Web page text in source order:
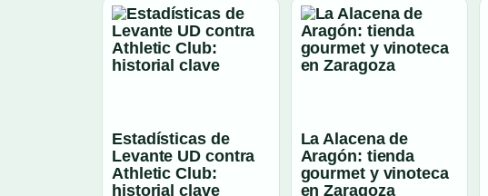
Estadísticas de
Levante UD contra
Athletic Club:
historial clave
La Alacena de
Aragón: tienda
gourmet y vinoteca
en Zaragoza